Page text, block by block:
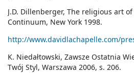
J.D. Dillenberger, The religious art
Continuum, New York 1998.
http://www.davidlachapelle.com/
K. Niedałtowski, Zawsze Ostatnia
Twój Styl, Warszawa 2006, s. 206.